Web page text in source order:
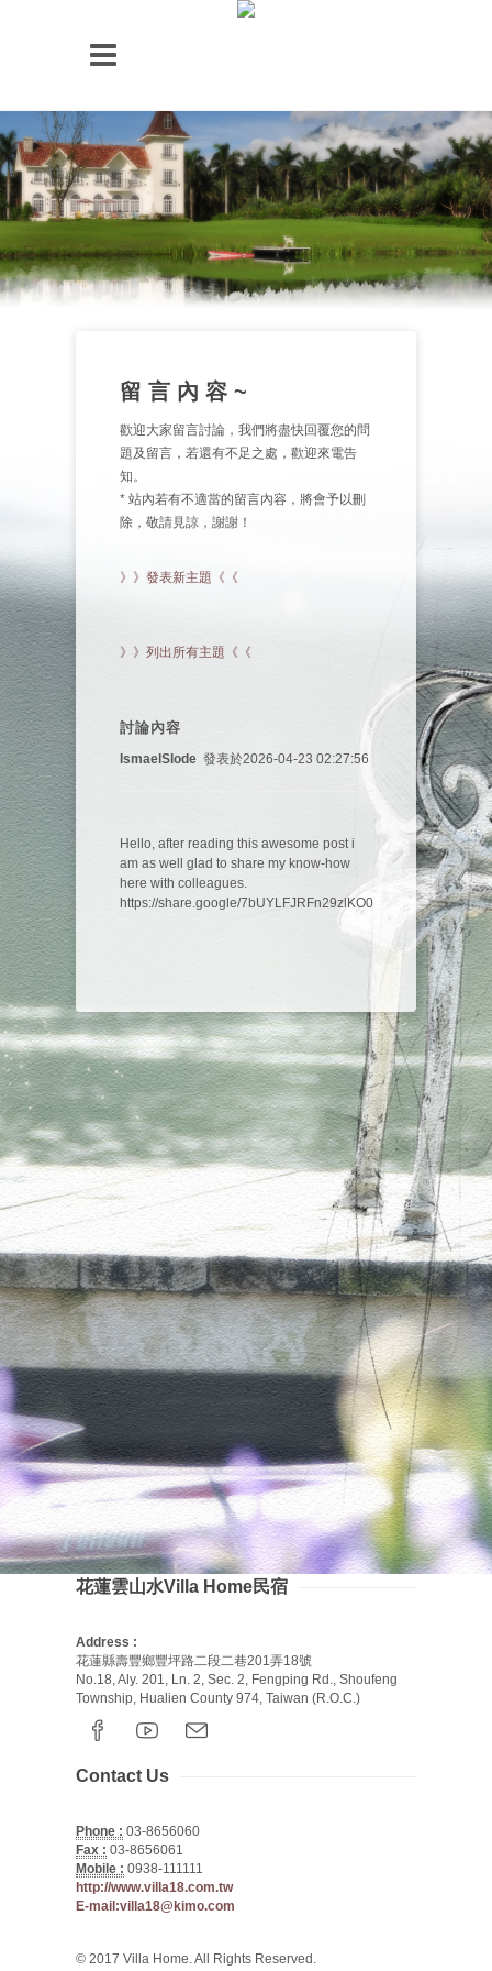
留 言 內 容 ~
歡迎大家留言討論，我們將盡快回覆您的問
題及留言，若還有不足之處，歡迎來電告
知。
* 站內若有不適當的留言內容，將會予以刪
除，敬請見諒，謝謝！
》》發表新主題《《
》》列出所有主題《《
討論內容
IsmaelSlode 發表於2026-04-23 02:27:56
Hello, after reading this awesome post i
am as well glad to share my know-how
here with colleagues.
https://share.google/7bUYLFJRFn29zlKO0
花蓮雲山水Villa Home民宿
Address :
花蓮縣壽豐鄉豐坪路二段二巷201弄18號
No.18, Aly. 201, Ln. 2, Sec. 2, Fengping Rd., Shoufeng
Township, Hualien County 974, Taiwan (R.O.C.)
Contact Us
Phone : 03-8656060
Fax : 03-8656061
Mobile : 0938-111111
http://www.villa18.com.tw
E-mail:villa18@kimo.com
© 2017 Villa Home. All Rights Reserved.